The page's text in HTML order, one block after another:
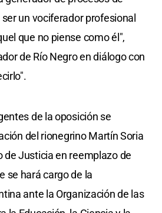
un vociferador profesional
que no piense como él",
de Río Negro en diálogo con
de la oposición se
del rionegrino Martín Soria
Justicia en reemplazo de
se hará cargo de la
ante la Organización de las